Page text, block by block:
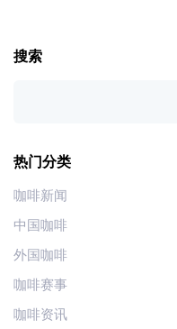
搜索
热门分类
咖啡新闻
中国咖啡
外国咖啡
咖啡赛事
咖啡资讯